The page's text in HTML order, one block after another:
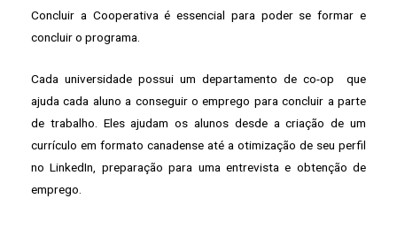
Concluir a Cooperativa é essencial para poder se formar e
concluir o programa.
Cada universidade possui um departamento de co-op que
ajuda cada aluno a conseguir o emprego para concluir a parte
de trabalho. Eles ajudam os alunos desde a criação de um
currículo em formato canadense até a otimização de seu perfil
no LinkedIn, preparação para uma entrevista e obtenção de
emprego.